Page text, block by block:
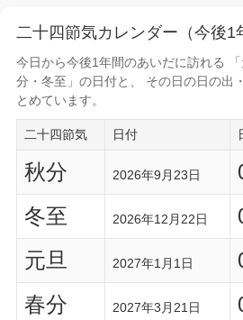
二十四節気カレンダー（今後1
今日から今後1年間のあいだに訪れる
分・冬至」の日付と、 その日の日の出
とめています。
二十四節気 日付
秋分 2026年9月23日
冬至
2026年12月22日
元旦
2027年1月1日
春分
2027年3月21日